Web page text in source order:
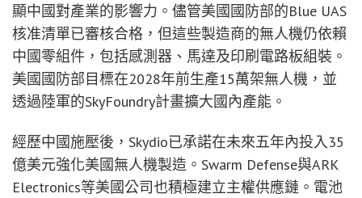
顯中國對產業的影響力。儘管美國國防部的Blue UAS
核准清單已審核合格，但這些製造商的無人機仍依賴
中國零組件，包括感測器、馬達及印刷電路板組裝。
美國國防部目標在2028年前生產15萬架無人機，並
透過陸軍的SkyFoundry計畫擴大國內產能。
經歷中國施壓後，Skydio已承諾在未來五年內投入35
億美元強化美國無人機製造。Swarm Defense與ARK
Electronics等美國公司也積極建立主權供應鏈。電池